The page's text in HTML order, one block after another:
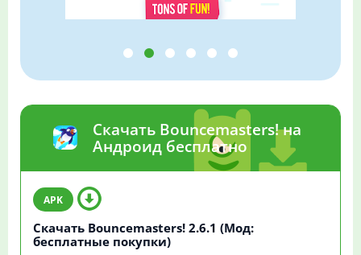
Скачать Bouncemasters! на
Андроид бесплатно
Скачать Bouncemasters! 2.6.1 (Мод:
бесплатные покупки)